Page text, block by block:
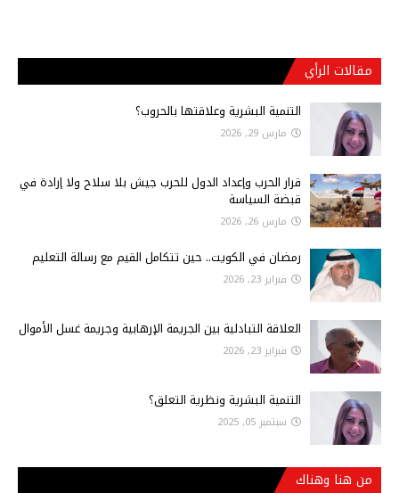
مقالات الرأي
التنمية البشرية وعلاقتها بالحروب؟
مارس 29, 2026
قرار الحرب وإعداد الدول للحرب جيش بلا سلاح ولا إرادة في
قبضة السياسة
مارس 26, 2026
رمضان في الكويت.. حين تتكامل القيم مع رسالة التعليم
فبراير 23, 2026
العلاقة التبادلية بين الجريمة الإرهابية وجريمة غسل الأموال
فبراير 23, 2026
التنمية البشرية ونظرية التعلق؟
سبتمبر 05, 2025
من هنا وهناك